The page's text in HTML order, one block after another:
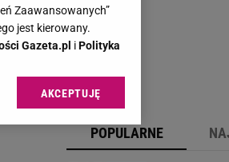
POPULARNE
Zaawansowanych”
jest kierowany.
Gazeta.pl iPolityka
sp. z o.o., jej
danych poprzez
Zmiana ustawień
AKCEPTUJĘ